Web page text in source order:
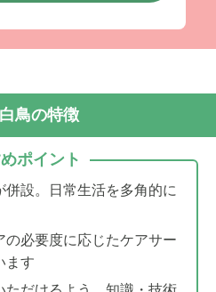
鳥の特徴
ポイント
併設。日常生活を多角的に
の必要度に応じたケアサー
ます